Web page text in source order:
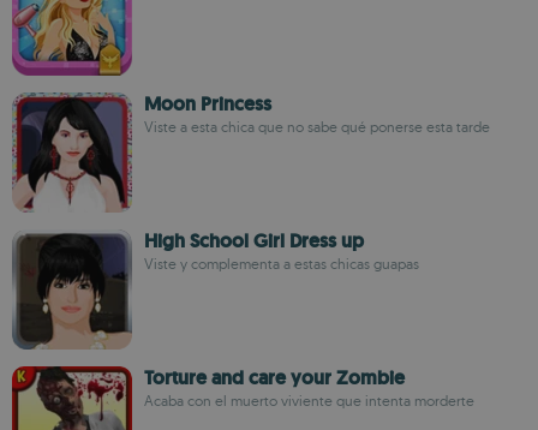
Moon Princess
Viste a esta chica que no sabe qué ponerse esta tarde
High School Girl Dress up
Viste y complementa a estas chicas guapas
Torture and care your Zombie
Acaba con el muerto viviente que intenta morderte